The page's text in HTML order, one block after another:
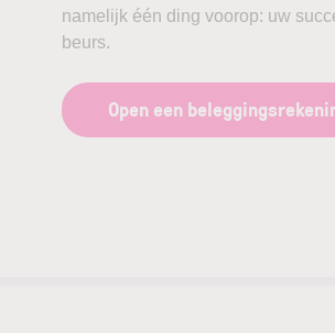
namelijk één ding voorop: uw
beurs.
Open een